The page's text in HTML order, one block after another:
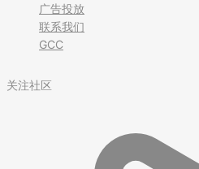
广告投放
联系我们
GCC
关注社区